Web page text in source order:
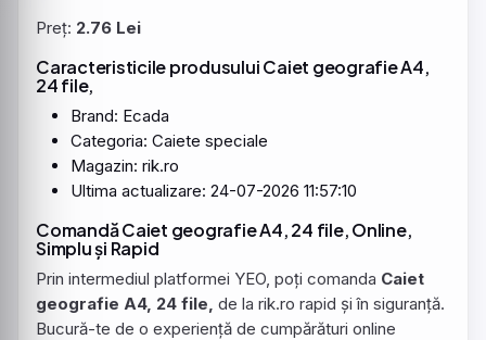
Preț: 2.76 Lei
Caracteristicile produsului Caiet geografie A4,
24 file,
Brand: Ecada
Categoria: Caiete speciale
Magazin: rik.ro
Ultima actualizare: 24-07-2026 11:57:10
Comandă Caiet geografie A4, 24 file, Online,
Simplu și Rapid
Prin intermediul platformei YEO, poți comanda Caiet
geografie A4, 24 file, de la rik.ro rapid și în siguranță.
Bucură-te de o experiență de cumpărături online